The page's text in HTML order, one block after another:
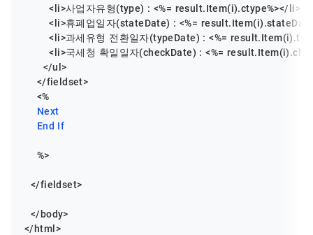
        <li>사업자유형(type) : <%= result.Item(i).ctype%></li>
<li>휴폐업일자(stateDate) : <%=
<li>과세유형 전환일자(typeDate) : <%=
<li>국세청 확일일자(checkDate) : <%=
      </ul>
    </fieldset>
    <%
Next
End If
    %>
  </fieldset>
  </body>
</html>